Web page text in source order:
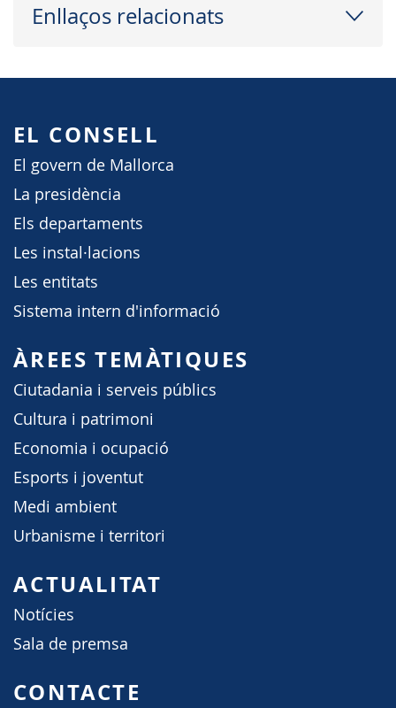
Enllaços relacionats
EL CONSELL
El govern de Mallorca
La presidència
Els departaments
Les instal·lacions
Les entitats
Sistema intern d'informació
ÀREES TEMÀTIQUES
Ciutadania i serveis públics
Cultura i patrimoni
Economia i ocupació
Esports i joventut
Medi ambient
Urbanisme i territori
ACTUALITAT
Notícies
Sala de premsa
CONTACTE